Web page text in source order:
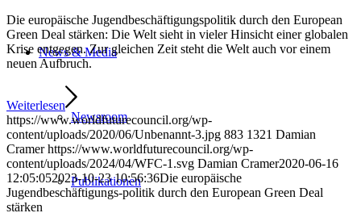
News & Media
Newsroom
Publikationen
Die europäische Jugendbeschäftigungspolitik durch den European
Green Deal stärken: Die Welt sieht in vieler Hinsicht einer globalen
Krise entgegen. Zur gleichen Zeit steht die Welt auch vor einem
neuen Aufbruch.
Weiterlesen
https://www.worldfuturecouncil.org/wp-
content/uploads/2020/06/Unbenannt-3.jpg 883 1321 Damian
Cramer https://www.worldfuturecouncil.org/wp-
content/uploads/2024/04/WFC-1.svg Damian Cramer2020-06-16
12:05:052023-10-23 10:56:36Die europäische
Jugendbeschäftigungs-politik durch den European Green Deal
stärken